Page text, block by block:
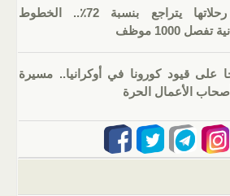
وأداء رحلاتها يتراجع بنسبة 72٪.. الخطوط
تفصل 1000 موظف
على قيود كورونا في أوكرانيا.. مسيرة
الأعمال الحرة